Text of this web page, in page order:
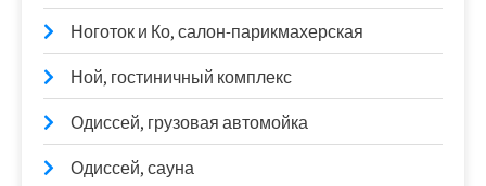
Ноготок и Ко, салон-парикмахерская
Ной, гостиничный комплекс
Одиссей, грузовая автомойка
Одиссей, сауна